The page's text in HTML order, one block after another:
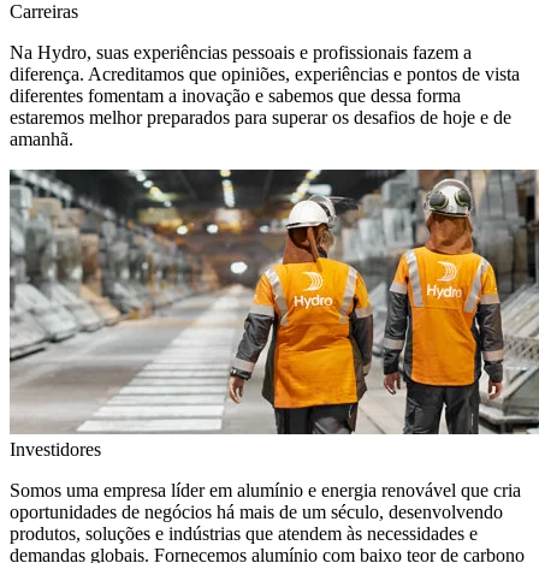
Carreiras
Na Hydro, suas experiências pessoais e profissionais fazem a
diferença. Acreditamos que opiniões, experiências e pontos de vista
diferentes fomentam a inovação e sabemos que dessa forma
estaremos melhor preparados para superar os desafios de hoje e de
amanhã.
Investidores
Somos uma empresa líder em alumínio e energia renovável que cria
oportunidades de negócios há mais de um século, desenvolvendo
produtos, soluções e indústrias que atendem às necessidades e
demandas globais. Fornecemos alumínio com baixo teor de carbono